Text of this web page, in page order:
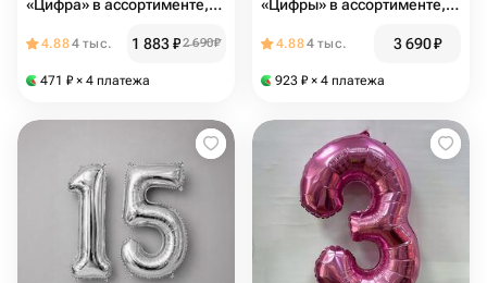
«Цифра» в ассортименте,
4.884 тыс. 1 883₽2 690₽
471 ₽ × 4 платежа
«Цифры» в ассортименте,
4.884 тыс. 3 690₽
923 ₽ × 4 платежа